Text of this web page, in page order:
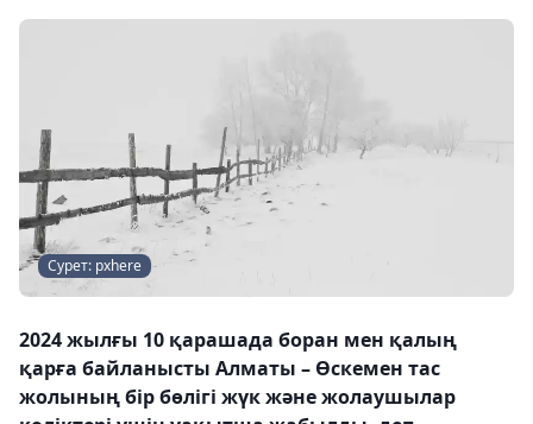
Сурет: pxhere
2024 жылғы 10 қарашада боран мен қалың
қарға байланысты Алматы – Өскемен тас
жолының бір бөлігі жүк және жолаушылар